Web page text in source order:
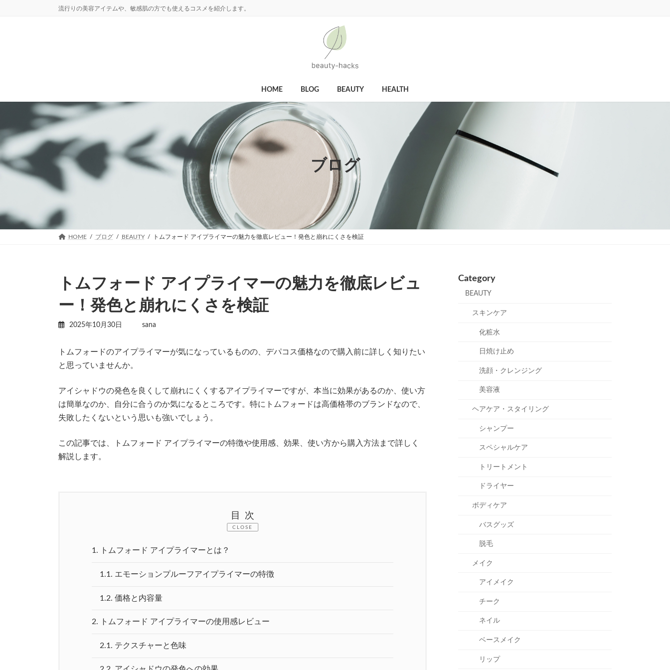
流行りの美容アイテムや、敏感肌の方でも使えるコスメを紹介します。
HOME BLOG BEAUTY HEALTH
ブログ
HOME ブログ BEAUTY トムフォード アイプライマーの魅力を徹底レビュー！発色と崩れにくさを検証
トムフォード アイプライマーの魅力を徹底レビュ
ー！発色と崩れにくさを検証
2025年10月30日 sana
トムフォードのアイプライマーが気になっているものの、デパコス価格なので購入前に詳しく知りたい
と思っていませんか。
アイシャドウの発色を良くして崩れにくくするアイプライマーですが、本当に効果があるのか、使い方
は簡単なのか、自分に合うのか気になるところです。特にトムフォードは高価格帯のブランドなので、
失敗したくないという思いも強いでしょう。
この記事では、トムフォード アイプライマーの特徴や使用感、効果、使い方から購入方法まで詳しく
解説します。
目次
CLOSE
1. トムフォード アイプライマーとは？
1.1. エモーションプルーフアイプライマーの特徴
1.2. 価格と内容量
2. トムフォード アイプライマーの使用感レビュー
2.1. テクスチャーと色味
Category
BEAUTY
スキンケア
化粧水
日焼け止め
洗顔・クレンジング
美容液
ヘアケア・スタイリング
シャンプー
スペシャルケア
トリートメント
ドライヤー
ボディケア
バスグッズ
脱毛
メイク
アイメイク
チーク
ネイル
ベースメイク
リップ